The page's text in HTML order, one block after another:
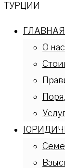
ТУРЦИИ
ГЛАВНАЯ
О нас